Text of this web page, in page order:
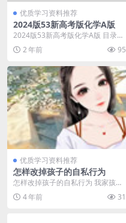
优质学习资料推荐
2024版53新高考版化学A版
2024版53新高考版化学A版 目录：
1_专题一物质的分类及转化 2_专题
二物...2 年前 95
优质学习资料推荐
怎样改掉孩子的自私行为
怎样改掉孩子的自私行为 我家孩子
今年7岁了，上二年级。别的小朋友
都不跟我儿子玩，...
4 年前 31